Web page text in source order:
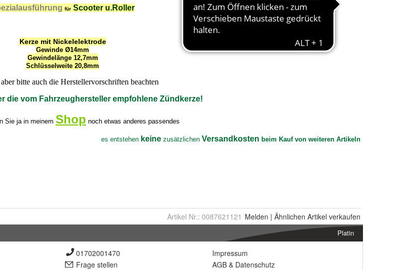
Artikel Nr.: 0087621121 Melden | Ähnlichen Artikel verkaufen
Platin
01702001470
Frage stellen
Impressum
AGB & Datenschutz